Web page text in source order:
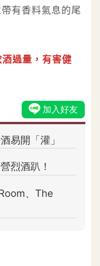
有香料氣息的尾
過量，有害健